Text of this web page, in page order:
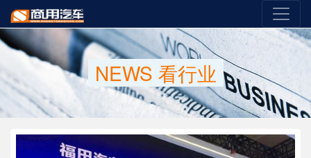
NEWS 看行业